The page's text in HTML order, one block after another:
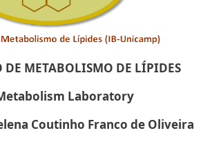
DE METABOLISMO DE LÍPIDES
Laboratory
Coutinho Franco de Oliveira